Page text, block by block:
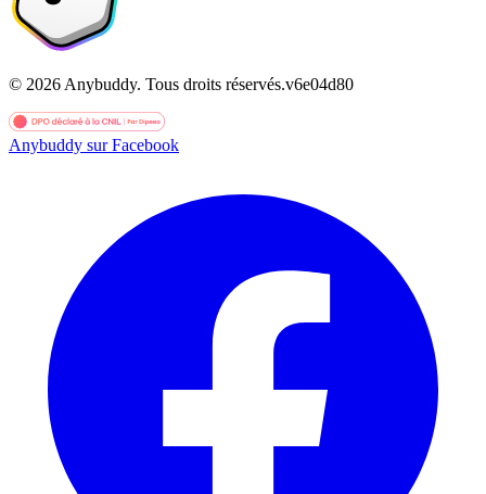
© 2026 Anybuddy. Tous droits réservés.v6e04d80
Anybuddy sur Facebook